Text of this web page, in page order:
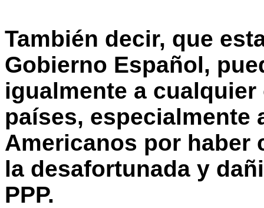
También decir, que
Gobierno Español,
igualmente a
países, especialmente
Americanos por haber
la desafortunada y
PPP.